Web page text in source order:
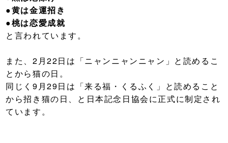
●黄は金運招き
●桃は恋愛成就
と言われています。
また、2月22日は「ニャンニャンニャン」と読めるこ
とから猫の日。
同じく9月29日は「来る福・くるふく」と読めること
から招き猫の日、と日本記念日協会に正式に制定され
ています。